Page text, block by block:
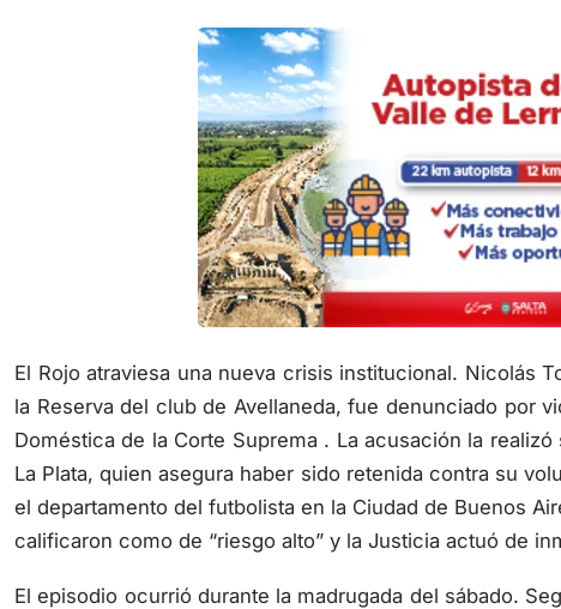
El Rojo atraviesa una nueva crisis institucional. Nicolás
la Reserva del club de Avellaneda, fue denunciado por
Doméstica de la Corte Suprema . La acusación la
La Plata, quien asegura haber sido retenida contra su
el departamento del futbolista en la Ciudad de Buenos
calificaron como de “riesgo alto” y la Justicia actuó de
El episodio ocurrió durante la madrugada del sábado.